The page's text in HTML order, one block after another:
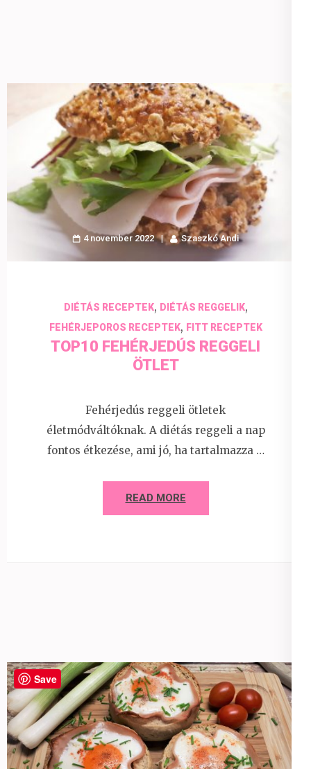
4 november 2022 Szaszkó Andi
DIÉTÁS RECEPTEK, DIÉTÁS REGGELIK,
FEHÉRJEPOROS RECEPTEK, FITT RECEPTEK
TOP10 FEHÉRJEDÚS REGGELI
ÖTLET
Fehérjedús reggeli ötletek
életmódváltóknak. A diétás reggeli a nap
fontos étkezése, ami jó, ha tartalmazza …
READ MORE
Save